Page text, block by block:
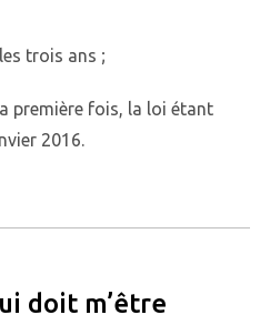
trois ans ;
première fois, la loi étant
2016.
doit m’être